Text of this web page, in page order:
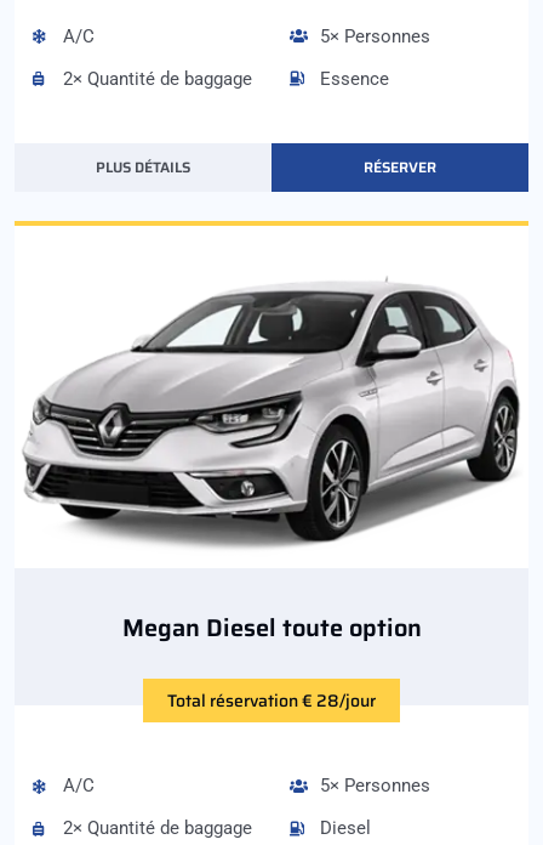
A/C
2× Quantité de baggage
5× Personnes
Essence
PLUS DÉTAILS RÉSERVER
Megan Diesel toute option
Total réservation € 28/jour
A/C
2× Quantité de baggage
5× Personnes
Diesel